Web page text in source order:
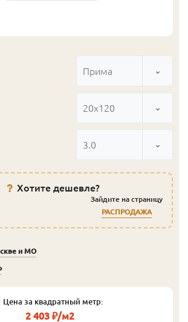
Прима
20x120
3.0
Хотите дешевле?
Зайдите на страницу
РАСПРОДАЖА
и МО
Цена за квадратный метр:
2 403 ₽/м2